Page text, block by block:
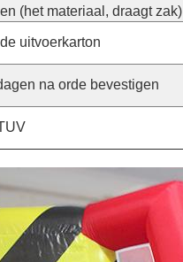
(het materiaal, draagt zak)
uitvoerkarton
na orde bevestigen